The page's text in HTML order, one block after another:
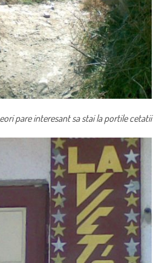
pare interesant sa stai la portile cetatii